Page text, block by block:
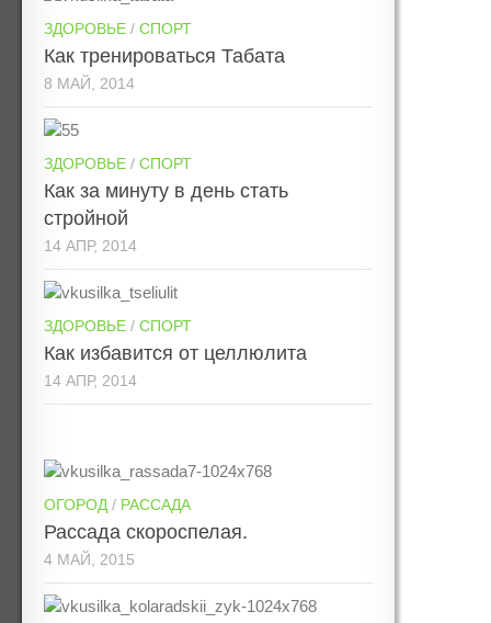
ЗДОРОВЬЕ / СПОРТ
Как тренироваться Табата
8 МАЙ, 2014
ЗДОРОВЬЕ / СПОРТ
Как за минуту в день стать
стройной
14 АПР, 2014
ЗДОРОВЬЕ / СПОРТ
Как избавится от целлюлита
14 АПР, 2014
ОГОРОД / РАССАДА
Рассада скороспелая.
4 МАЙ, 2015